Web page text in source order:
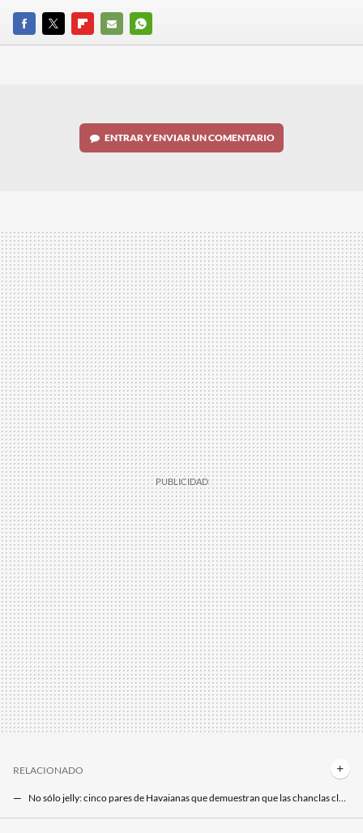
FACEBOOK
TWITTERFLIPBOARD
E-
WHATSAPP
ENTRAR Y ENVIAR UN COMENTARIO
RELACIONADO
No sólo jelly: cinco pares de Havaianas que demuestran que las chanclas clásicas siempre triunfan